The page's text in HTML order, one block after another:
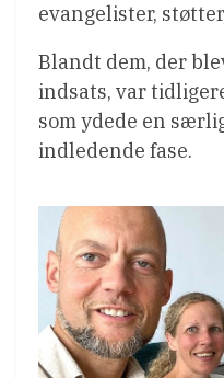
evangelister,
Blandt dem, der
indsats, var
som ydede en
indledende fase.